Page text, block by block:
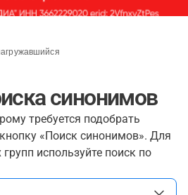
синонимов
требуется подобрать
«Поиск синонимов». Для
используйте поиск по